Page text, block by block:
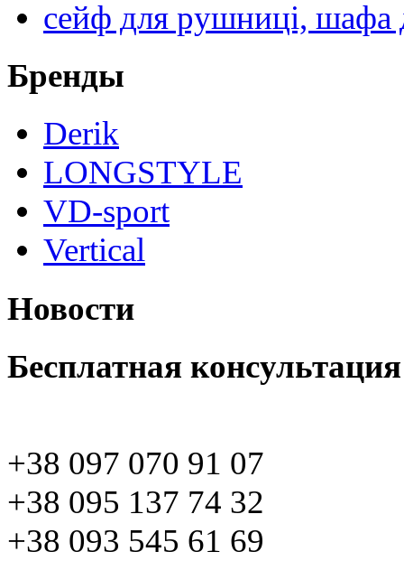
сейф для рушниці, шафа
Бренды
Derik
LONGSTYLE
VD-sport
Vertical
Новости
Бесплатная консультация
+38 097 070 91 07
+38 095 137 74 32
+38 093 545 61 69